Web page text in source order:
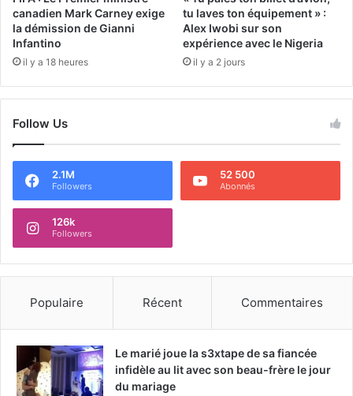
canadien Mark Carney exige
la démission de Gianni
Infantino
il y a 18 heures
tu laves ton équipement » :
Alex Iwobi sur son
expérience avec le Nigeria
il y a 2 jours
Follow Us
2.1M
Followers
52 500
Abonnés
126k
Followers
Populaire Récent Commentaires
Le marié joue la s3xtape de sa fiancée
infidèle au lit avec son beau-frère le jour
du mariage